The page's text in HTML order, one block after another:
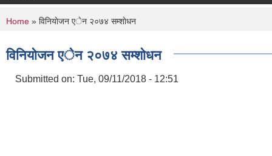
You are here
Home » विनियाेजन एेन २०७४ सम्शाेधन
विनियाेजन एेन २०७४ सम्शाेधन
Submitted on: Tue, 09/11/2018 - 12:51